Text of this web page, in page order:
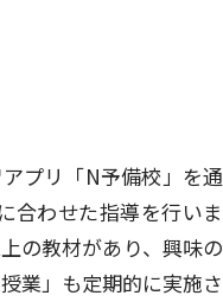
プリ「N予備校」を通
合わせた指導を行いま
の教材があり、興味の
業」も定期的に実施さ